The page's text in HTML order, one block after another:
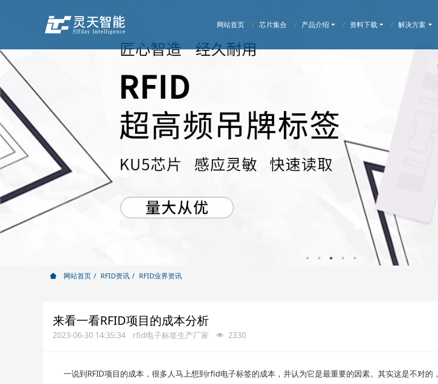
网站首页 芯片集合 产品介绍 资料下载 解决方案
网站首页 RFID资讯 RFID业界资讯
来看一看RFID项目的成本分析
2023-06-30 14:35:34 rfid电子标签生产厂家 2330
一说到RFID项目的成本，很多人马上想到rfid电子标签的成本，并认为它是最重要的因素。其实这是不对的，